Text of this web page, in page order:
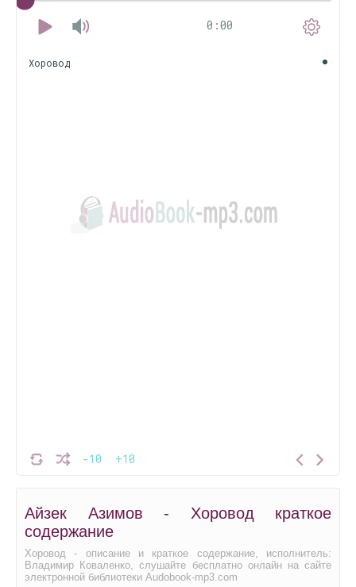
0:00
-10 +10
Хоровод
Айзек Азимов - Хоровод краткое
содержание
Хоровод - описание и краткое содержание, исполнитель:
Владимир Коваленко, слушайте бесплатно онлайн на сайте
электронной библиотеки Audobook-mp3.com